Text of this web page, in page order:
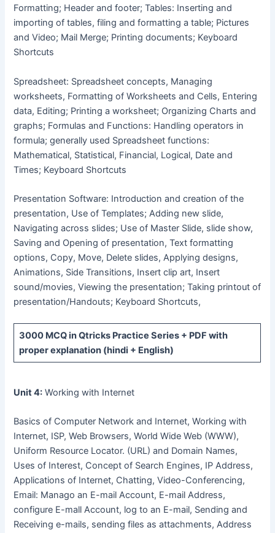
Formatting; Header and footer; Tables: Inserting and
importing of tables, filing and formatting a table; Pictures
and Video; Mail Merge; Printing documents; Keyboard
Shortcuts
Spreadsheet: Spreadsheet concepts, Managing
worksheets, Formatting of Worksheets and Cells, Entering
data, Editing; Printing a worksheet; Organizing Charts and
graphs; Formulas and Functions: Handling operators in
formula; generally used Spreadsheet functions:
Mathematical, Statistical, Financial, Logical, Date and
Times; Keyboard Shortcuts
Presentation Software: Introduction and creation of the
presentation, Use of Templates; Adding new slide,
Navigating across slides; Use of Master Slide, slide show,
Saving and Opening of presentation, Text formatting
options, Copy, Move, Delete slides, Applying designs,
Animations, Side Transitions, Insert clip art, Insert
sound/movies, Viewing the presentation; Taking printout of
presentation/Handouts; Keyboard Shortcuts,
3000 MCQin Qtricks Practice Series + PDF with
proper explanation (hindi + English)
Unit 4: Working with Internet
Basics of Computer Network and Internet, Working with
Internet, ISP, Web Browsers, World Wide Web (WWW),
Uniform Resource Locator. (URL) and Domain Names,
Uses of Interest, Concept of Search Engines, IP Address,
Applications of Internet, Chatting, Video-Conferencing,
Email: Manago an E-mail Account, E-mail Address,
configure E-mall Account, log to an E-mail, Sending and
Receiving e-mails, sending files as attachments, Address